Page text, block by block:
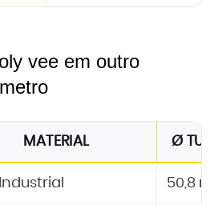
vee em outro
MATERIAL Ø
50,8